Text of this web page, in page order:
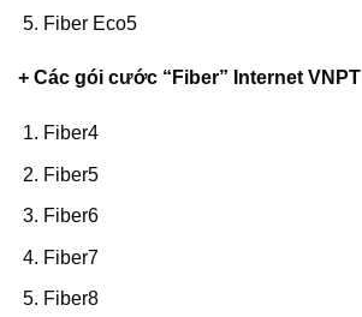
Fiber Eco5
+ Các gói cước “Fiber” Internet VNPT
Fiber4
Fiber5
Fiber6
Fiber7
Fiber8